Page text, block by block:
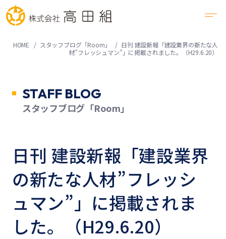
HOME スタッフブログ「Room」
日刊 建設新報「建設業界の新たな人
材”フレッシュマン”」に掲載されました。（H29.6.20）
STAFF BLOG
スタッフブログ「Room」
日刊 建設新報「建設業界
の新たな人材”フレッシ
ュマン”」に掲載されま
した。（H29.6.20）